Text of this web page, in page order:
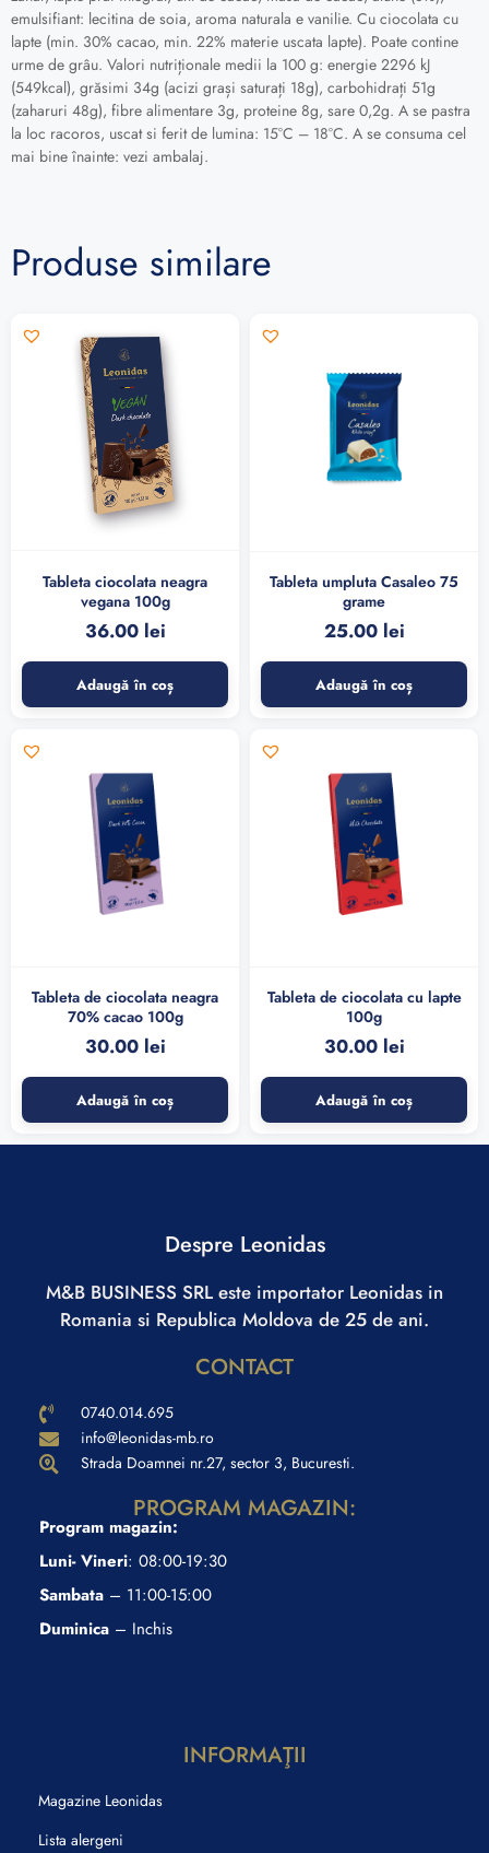
emulsifiant: lecitina de soia, aroma naturala e vanilie. Cu ciocolata cu
lapte (min. 30% cacao, min. 22% materie uscata lapte). Poate contine
urme de grâu. Valori nutriționale medii la 100 g: energie 2296 kJ
(549kcal), grăsimi 34g (acizi grași saturați 18g), carbohidrați 51g
(zaharuri 48g), fibre alimentare 3g, proteine ​​8g, sare 0,2g. A se pastra
la loc racoros, uscat si ferit de lumina: 15°C – 18°C. A se consuma cel
mai bine înainte: vezi ambalaj.
Produse similare
Tableta ciocolata neagra
vegana 100g
36.00 lei
Adaugă în coș
Tableta umpluta Casaleo 75
grame
25.00 lei
Adaugă în coș
Tableta de ciocolata neagra
70% cacao 100g
30.00 lei
Adaugă în coș
Tableta de ciocolata cu lapte
100g
30.00 lei
Adaugă în coș
Despre Leonidas
M&B BUSINESS SRL este importator Leonidas in
Romania si Republica Moldova de 25 de ani.
CONTACT
0740.014.695
info@leonidas-mb.ro
Strada Doamnei nr.27, sector 3, Bucuresti.
PROGRAM MAGAZIN:
Program magazin:
Luni- Vineri: 08:00-19:30
Sambata – 11:00-15:00
Duminica – Inchis
INFORMAŢII
Magazine Leonidas
Lista alergeni